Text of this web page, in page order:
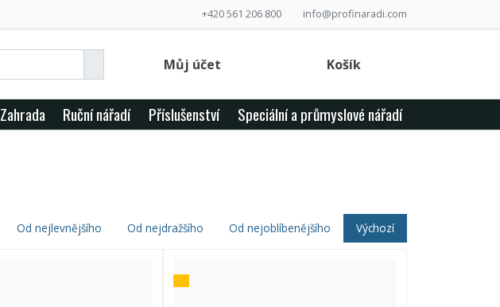
+420 561 206 800 info@profinaradi.com
Můj účet Košík
Zahrada Ruční nářadí Příslušenství Speciální a průmyslové nářadí
Od nejlevnějšího Od nejdražšího Od nejoblíbenějšího Výchozí